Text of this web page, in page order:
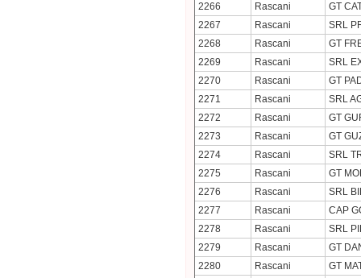
2266
Rascani
GT
2267
Rascani
SRL
2268
Rascani
GT
2269
Rascani
SRL
2270
Rascani
GT
2271
Rascani
SRL
2272
Rascani
GT
2273
Rascani
GT
2274
Rascani
SRL
2275
Rascani
GT
2276
Rascani
SRL
2277
Rascani
CAP
2278
Rascani
SRL
2279
Rascani
GT
2280
Rascani
GT